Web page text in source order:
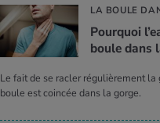
LA BOULE
Pour­quoi
boule dans
Le fait de se racler régulièrement la
boule est coincée dans la gorge.